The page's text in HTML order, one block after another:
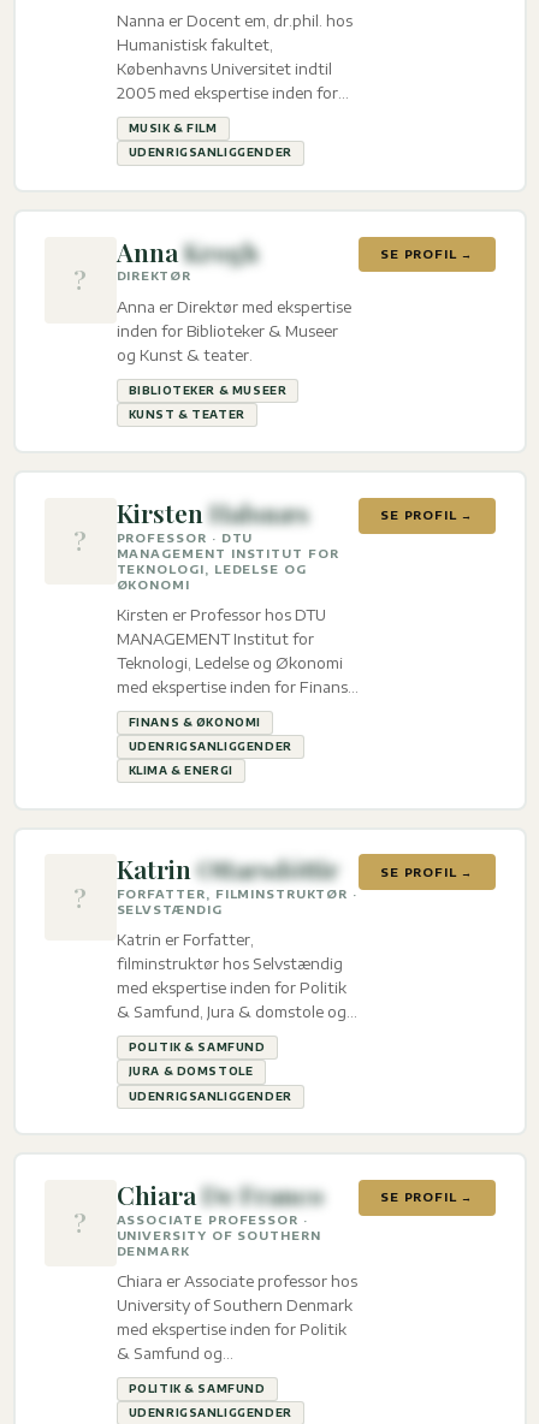
Nanna er Docent em, dr.phil. hos
Humanistisk fakultet,
Københavns Universitet indtil
2005 med ekspertise inden for
Musik & film og
Udenrigsanliggender.
MUSIK & FILM
UDENRIGSANLIGGENDER
?
AnnaKrogh
DIREKTØR
Anna er Direktør med ekspertise
inden for Biblioteker & Museer
og Kunst & teater.
BIBLIOTEKER & MUSEER
KUNST & TEATER
SE PROFIL →
?
KirstenHalsnæs
PROFESSOR · DTU
MANAGEMENT INSTITUT FOR
TEKNOLOGI, LEDELSE OG
ØKONOMI
Kirsten er Professor hos DTU
MANAGEMENT Institut for
Teknologi, Ledelse og Økonomi
med ekspertise inden for Finans
& økonomi, Udenrigsanliggender
og Klima & energi.
FINANS & ØKONOMI
UDENRIGSANLIGGENDER
KLIMA & ENERGI
SE PROFIL →
?
KatrinOttarsdóttir
FORFATTER, FILMINSTRUKTØR ·
SELVSTÆNDIG
Katrin er Forfatter,
filminstruktør hos Selvstændig
med ekspertise inden for Politik
& Samfund, Jura & domstole og
Udenrigsanliggender.
POLITIK & SAMFUND
JURA & DOMSTOLE
UDENRIGSANLIGGENDER
SE PROFIL →
?
ChiaraDe Franco
ASSOCIATE PROFESSOR ·
UNIVERSITY OF SOUTHERN
DENMARK
Chiara er Associate professor hos
University of Southern Denmark
med ekspertise inden for Politik
& Samfund og
Udenrigsanliggender.
POLITIK & SAMFUND
UDENRIGSANLIGGENDER
SE PROFIL →